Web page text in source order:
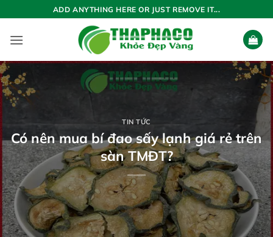
qua
nội
ADD ANYTHING HERE OR JUST REMOVE IT...
TIN TỨC
Có nên mua bí đao sấy lạnh giá rẻ trên
sàn TMĐT?